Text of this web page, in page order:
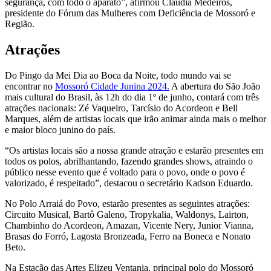
presidente do Fórum das Mulheres com Deficiência de Mossoró e
Região.
Atrações
Do Pingo da Mei Dia ao Boca da Noite, todo mundo vai se
encontrar no Mossoró Cidade Junina 2024. A abertura do São João
mais cultural do Brasil, às 12h do dia 1º de junho, contará com três
atrações nacionais: Zé Vaqueiro, Tarcísio do Acordeon e Bell
Marques, além de artistas locais que irão animar ainda mais o melhor
e maior bloco junino do país.
“Os artistas locais são a nossa grande atração e estarão presentes em
todos os polos, abrilhantando, fazendo grandes shows, atraindo o
público nesse evento que é voltado para o povo, onde o povo é
valorizado, é respeitado”, destacou o secretário Kadson Eduardo.
No Polo Arraiá do Povo, estarão presentes as seguintes atrações:
Circuito Musical, Bartô Galeno, Tropykalia, Waldonys, Lairton,
Chambinho do Acordeon, Amazan, Vicente Nery, Junior Vianna,
Brasas do Forró, Lagosta Bronzeada, Ferro na Boneca e Nonato
Beto.
Na Estação das Artes Elizeu Ventania, principal polo do Mossoró